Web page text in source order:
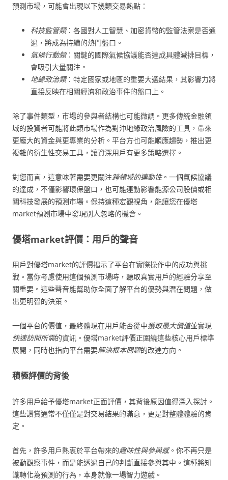
預測市場，可能會出現以下幾類交易熱點：
科技監管類：各國對人工智慧、加密貨幣的監管法案是否通
過，將成為持續的熱門盤口。
氣候行動類：關鍵的國際氣候協議能否達成具體減排目標，
會吸引大量關注。
地緣政治類：特定國家或地區的重要大選結果，其影響力將
直接反映在相關經濟和政治事件的盤口上。
除了事件類型，市場的參與者結構也可能微調。更多傳統金融領
域的投資者可能將此類市場作為對沖地緣政治風險的工具，帶來
更龐大的資金與更專業的分析。平台方也可能順應趨勢，推出更
複雜的衍生性交易工具，讓資深用戶有更多策略選擇。
對您而言，這意味著需要更關注跨領域的連動性。一個氣候協議
的達成，不僅影響環保盤口，也可能連動影響能源公司股價或相
關科技發展的預測市場。保持這種宏觀視角，能讓您在優塔
market預測市場中發現別人忽略的機會。
優塔market評價：用戶的聲音
用戶對優塔market的評價揭示了平台在實際操作中的成功與挑
戰。當你考慮使用這個預測市場時，聽取真實用戶的經驗分享至
關重要。這些聲音能幫助你全面了解平台的優勢與潛在問題，做
出更明智的決策。
一個平台的價值，最終體現在用戶能否從中獲取最大價值並實現
快速訪問所需的資訊。優塔market評價正圍繞這些核心用戶標準
展開，同時也指向平台需要解決根本問題的改進方向。
積極評價的背後
許多用戶給予優塔market正面評價，其背後原因值得深入探討。
這些讚賞通常不僅僅是對交易結果的滿意，更是對整體體驗的肯
定。
首先，許多用戶熱衷於平台帶來的趣味性與參與感。你不再只是
被動觀察事件，而是能透過自己的判斷直接參與其中。這種將知
識轉化為預測的行為，本身就像一場智力遊戲。